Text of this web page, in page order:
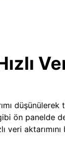
ön panelde
veri